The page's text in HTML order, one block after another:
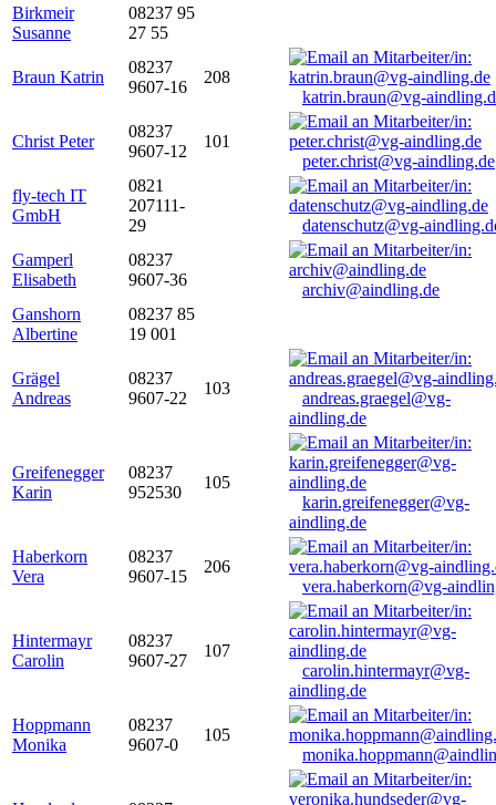
Birkmeir
Susanne
08237 95
27 55
Braun Katrin
08237
9607-16
208
katrin.braun@vg-
Christ Peter
08237
9607-12
101
peter.christ@vg-aindling.de
fly-tech IT
GmbH
0821
207111-
29
datenschutz@vg-
Gamperl
Elisabeth
08237
9607-36
archiv@aindling.de
Ganshorn
Albertine
08237 85
19 001
Grägel
Andreas
08237
9607-22
103
andreas.graegel@vg-
aindling.de
Greifenegger
Karin
08237
952530
105
karin.greifenegger@vg-
aindling.de
Haberkorn
Vera
08237
9607-15
206
vera.haberkorn@vg-
Hintermayr
Carolin
08237
9607-27
107
carolin.hintermayr@vg-
aindling.de
Hoppmann
Monika
08237
9607-0
105